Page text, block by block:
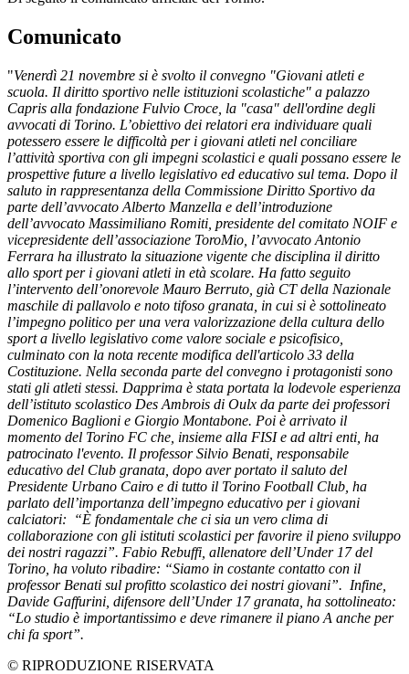
Comunicato
"Venerdì 21 novembre si è svolto il convegno "Giovani atleti e
scuola. Il diritto sportivo nelle istituzioni scolastiche" a palazzo
Capris alla fondazione Fulvio Croce, la "casa" dell'ordine degli
avvocati di Torino. L’obiettivo dei relatori era individuare quali
potessero essere le difficoltà per i giovani atleti nel conciliare
l’attività sportiva con gli impegni scolastici e quali possano essere le
prospettive future a livello legislativo ed educativo sul tema. Dopo il
saluto in rappresentanza della Commissione Diritto Sportivo da
parte dell’avvocato Alberto Manzella e dell’introduzione
dell’avvocato Massimiliano Romiti, presidente del comitato NOIF e
vicepresidente dell’associazione ToroMio, l’avvocato Antonio
Ferrara ha illustrato la situazione vigente che disciplina il diritto
allo sport per i giovani atleti in età scolare. Ha fatto seguito
l’intervento dell’onorevole Mauro Berruto, già CT della Nazionale
maschile di pallavolo e noto tifoso granata, in cui si è sottolineato
l’impegno politico per una vera valorizzazione della cultura dello
sport a livello legislativo come valore sociale e psicofisico,
culminato con la nota recente modifica dell'articolo 33 della
Costituzione. Nella seconda parte del convegno i protagonisti sono
stati gli atleti stessi. Dapprima è stata portata la lodevole esperienza
dell’istituto scolastico Des Ambrois di Oulx da parte dei professori
Domenico Baglioni e Giorgio Montabone. Poi è arrivato il
momento del Torino FC che, insieme alla FISI e ad altri enti, ha
patrocinato l'evento. Il professor Silvio Benati, responsabile
educativo del Club granata, dopo aver portato il saluto del
Presidente Urbano Cairo e di tutto il Torino Football Club, ha
parlato dell’importanza dell’impegno educativo per i giovani
calciatori: “È fondamentale che ci sia un vero clima di
collaborazione con gli istituti scolastici per favorire il pieno sviluppo
dei nostri ragazzi”. Fabio Rebuffi, allenatore dell’Under 17 del
Torino, ha voluto ribadire: “Siamo in costante contatto con il
professor Benati sul profitto scolastico dei nostri giovani”. Infine,
Davide Gaffurini, difensore dell’Under 17 granata, ha sottolineato:
“Lo studio è importantissimo e deve rimanere il piano A anche per
chi fa sport”.
© RIPRODUZIONE RISERVATA